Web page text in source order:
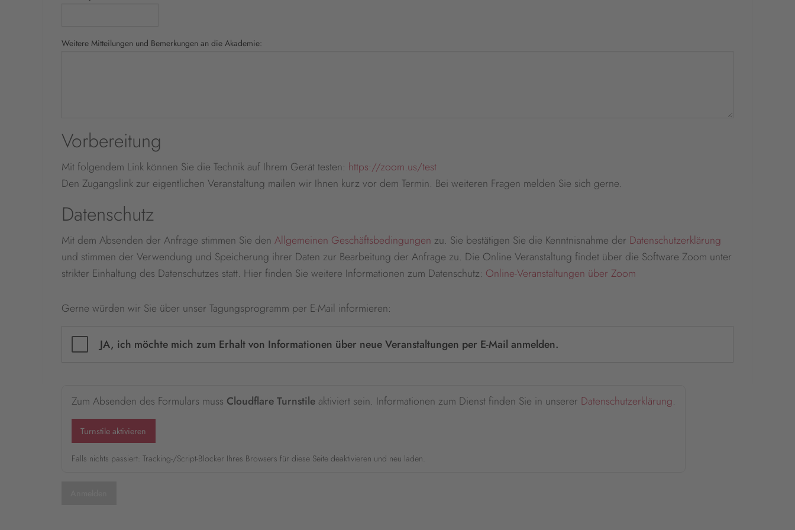
Weitere Mitteilungen und Bemerkungen an die Akademie:
Vorbereitung
Mit folgendem Link können Sie die Technik auf Ihrem Gerät testen: https://zoom.us/test
Den Zugangslink zur eigentlichen Veranstaltung mailen wir Ihnen kurz vor dem Termin. Bei weiteren Fragen melden Sie sich gerne.
Datenschutz
Mit dem Absenden der Anfrage stimmen Sie den Allgemeinen Geschäftsbedingungen zu. Sie bestätigen Sie die Kenntnisnahme der Datenschutzerklärung
und stimmen der Verwendung und Speicherung ihrer Daten zur Bearbeitung der Anfrage zu. Die Online Veranstaltung findet über die Software Zoom unter
strikter Einhaltung des Datenschutzes statt. Hier finden Sie weitere Informationen zum Datenschutz: Online-Veranstaltungen über Zoom
Gerne würden wir Sie über unser Tagungsprogramm per E-Mail informieren:
JA, ich möchte mich zum Erhalt von Informationen über neue Veranstaltungen per E-Mail anmelden.
Zum Absenden des Formulars muss Cloudflare Turnstile aktiviert sein. Informationen zum Dienst finden Sie in unserer Datenschutzerklärung.
Turnstile aktivieren
Falls nichts passiert: Tracking-/Script-Blocker Ihres Browsers für diese Seite deaktivieren und neu laden.